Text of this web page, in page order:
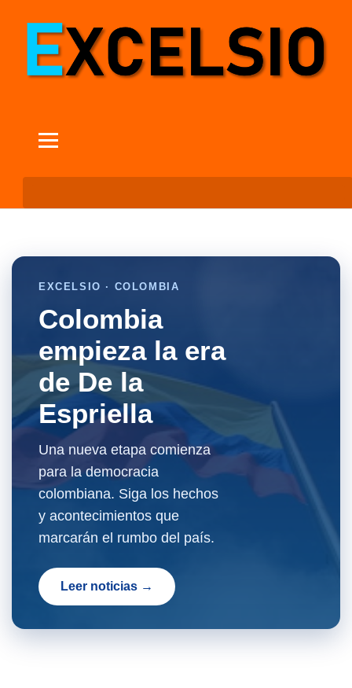
EXCELSIO · COLOMBIA
Colombia
empieza la era
de De la
Espriella
Una nueva etapa comienza
para la democracia
colombiana. Siga los hechos
y acontecimientos que
marcarán el rumbo del país.
Leer noticias →